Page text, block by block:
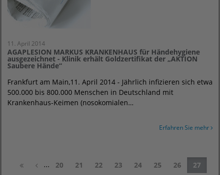
11. April 2014
AGAPLESION MARKUS KRANKENHAUS für Händehygiene
ausgezeichnet - Klinik erhält Goldzertifikat der „AKTION
Saubere Hände“
Frankfurt am Main,11. April 2014 - Jährlich infizieren sich etwa
500.000 bis 800.000 Menschen in Deutschland mit
Krankenhaus-Keimen (nosokomialen…
Erfahren Sie mehr
... 20 21 22 23 24 25 26
27